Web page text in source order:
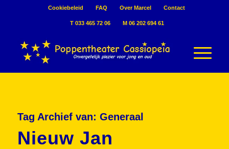
Cookiebeleid FAQ Over Marcel Contact
T 033 465 72 06 M 06 202 694 61
Tag Archief van: Generaal
Nieuw Jan